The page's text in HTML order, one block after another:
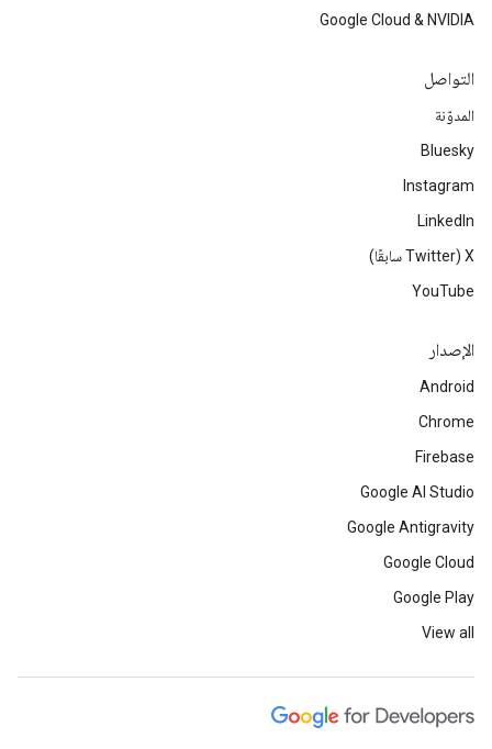
Google Cloud & NVIDIA
التواصل
المدوّنة
Bluesky
Instagram
LinkedIn
‫X ‏(Twitter سابقًا)
YouTube
الإصدار
Android
Chrome
Firebase
Google AI Studio
Google Antigravity
Google Cloud
Google Play
View all